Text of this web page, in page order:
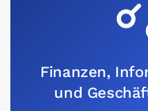
Finanzen,
und